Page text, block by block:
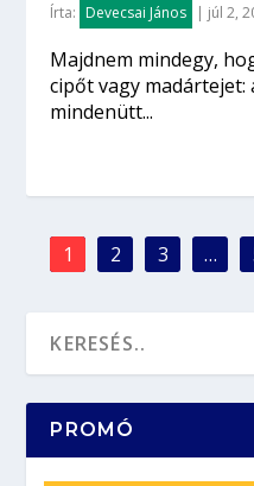
Írta: Devecsai János | júl 2,
Majdnem mindegy,
cipőt vagy
mindenütt...
1 2 3 …
PROMÓ